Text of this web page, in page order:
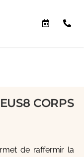
CORPS
de raffermir la